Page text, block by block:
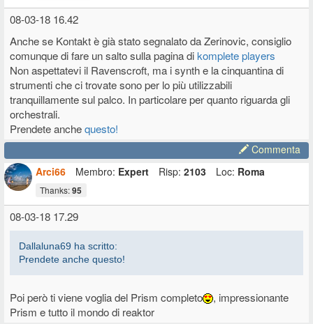
BEHRINGER UMC 204 HD (usb 2.0)
scheda audio+interfaccia midi
87€
OTTIMIZZAZIONE DI WINDOWS:
assicurarsi che il vs pc abbia una cpu con un benchmark superiore a
1500-1600 verificabile qui
con risultati inferiori si ottengono risultati critici, moltiplicare per 2 se
non si dispone di un dissipatore ad aria forzata con ventole.
(es.tablet) ovviamente l'ottimizzazione sara tanto piu importante
quanto questo valore risultera basso.
Le più basilari sono,
Opzioni risparmio energia:
Prestazioni massime,che dovrebbe comprendere l'hard disk sempre
on,disattivazione sospensione,disattivazione auto stand
by,disattivazione dei core parking,e raffreddamento attivo della cpu,
(no throttling)
Non usare screen saver.
Impostare lo spegnimento del monitor dopo 5min. Di non utilizzo, Per
sufficiente.non far lavorare il monitor quando non serve.
Mantenere un avvio pulito
08-03-18 16.42
Anche se Kontakt è già stato segnalato da Zerinovic, consiglio
comunque di fare un salto sulla pagina dikomplete players
Non aspettatevi il Ravenscroft, ma i synth e la cinquantina di
strumenti che ci trovate sono per lo più utilizzabili
tranquillamente sul palco. In particolare per quanto riguarda gli
orchestrali.
Prendete anchequesto!
Commenta
Arci66
Membro: Expert Risp: 2103 Loc: Roma
Thanks:95
08-03-18 17.29
Dallaluna69 ha scritto:
Prendete anche questo!
Poi però ti viene voglia del Prism completo
, impressionante
Prism e tutto il mondo di reaktor